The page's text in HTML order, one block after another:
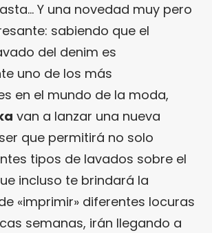
Y una novedad muy pero
sabiendo que el
del denim es
uno de los más
en el mundo de la moda,
van a lanzar una nueva
que permitirá no solo
tipos de lavados sobre el
incluso te brindará la
«imprimir» diferentes locuras
semanas, irán llegando a